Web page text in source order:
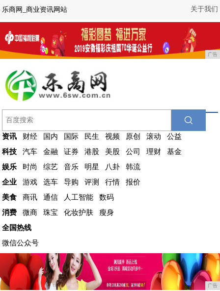
关于我们
乐商网_商业资讯网站
广告
资讯 财经 国内 国际 民生 视频 原创 滚动
公益
科技
汽车 金融 证券 港股 美股 公司 理财
基金
娱乐
时尚 综艺 音乐 明星 八卦
韩流
企业
游戏 选车 导购 评测 行情
报价
美食
商讯 通信 人工智能
数码
消费
微商 珠宝 化妆护肤
瘦身
全国热线
微信公众号
广告